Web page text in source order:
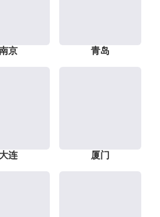
京 青岛
大连 厦门